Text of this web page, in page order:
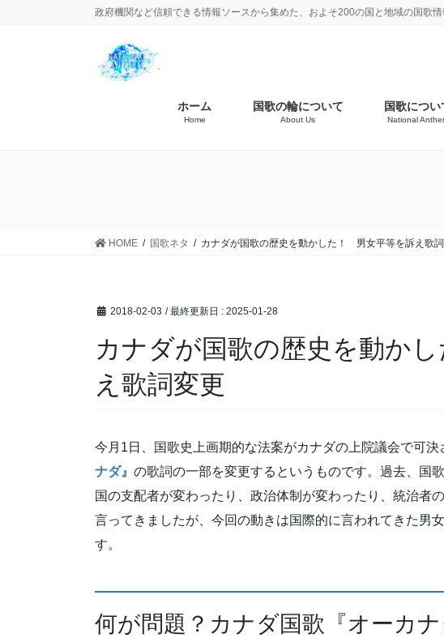
政府機関など信頼できる情報ソースから集めた、およそ200の国と地域の国歌
ホーム
Home
国歌の輪について
About Us
国歌につい
National
HOME 国歌ネタ カナダが国歌の歴史を動かした！ 男女平等を訴え歌
2018-02-03 / 最終更新日 : 2025-01-28
カナダが国歌の歴史を動か
え歌詞変更
今月1日、国歌史上画期的な法案がカナダの上院議会で可
ナダ』 の歌詞の一部を変更するというものです。過去、国
国の支配者が変わったり、政治体制が変わったり、統治者
言ってきましたが、今回の動きは国際的に言われてきた男
す。
何が問題？カナダ国歌『オーカナ